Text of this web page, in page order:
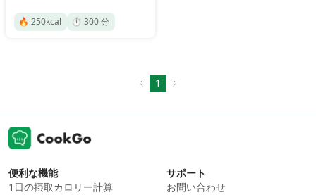
🔥 250kcal ⏱️ 300分
1
便利な機能
1日の摂取カロリー計算
サポート
お問い合わせ